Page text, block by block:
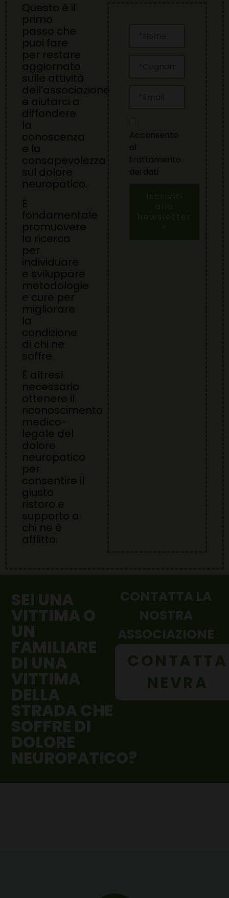
Questo è il
primo
passo che
puoi fare
per restare
aggiornato
sulle attività
dell’associazione
e aiutarci a
diffondere
la
conoscenza
e la
consapevolezza
sul dolore
neuropatico.
È
fondamentale
promuovere
la ricerca
per
individuare
e sviluppare
metodologie
e cure per
migliorare
la
condizione
di chi ne
soffre.
È altresì
necessario
ottenere il
riconoscimento
medico-
legale del
dolore
neuropatico
per
consentire il
giusto
ristoro e
supporto a
chi ne è
afflitto.
Acconsento
al
trattamento
dei dati
Iscriviti
alla
Newsletter
SEI UNA
VITTIMA O
UN
FAMILIARE
DI UNA
VITTIMA
DELLA
STRADA CHE
SOFFRE DI
DOLORE
NEUROPATICO?
CONTATTA LA
NOSTRA
ASSOCIAZIONE
CONTATTA
NEVRA